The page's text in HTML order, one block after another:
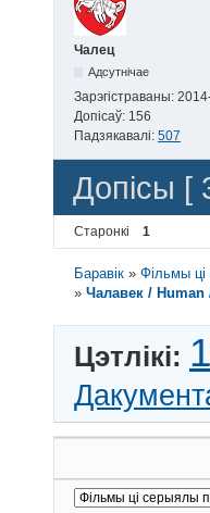
Чалец
Адсутнічае
Зарэгістраваны:
Допісаў: 156
Падзякавалі: 507
Допісы [
Старонкі 1
Баравік »Фільмы
»Чалавек /
Цэтлікі: